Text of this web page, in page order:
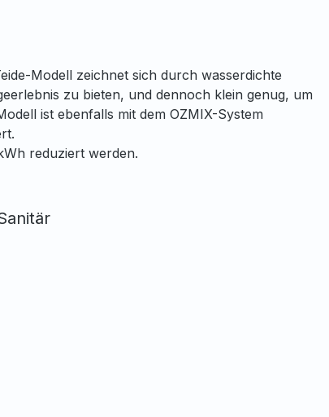
Modell zeichnet sich durch wasserdichte
zu bieten, und dennoch klein genug, um
ist ebenfalls mit dem OZMIX-System
reduziert werden.